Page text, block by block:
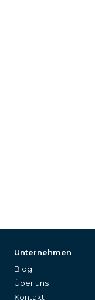
Unternehmen
Blog
Über uns
Kontakt